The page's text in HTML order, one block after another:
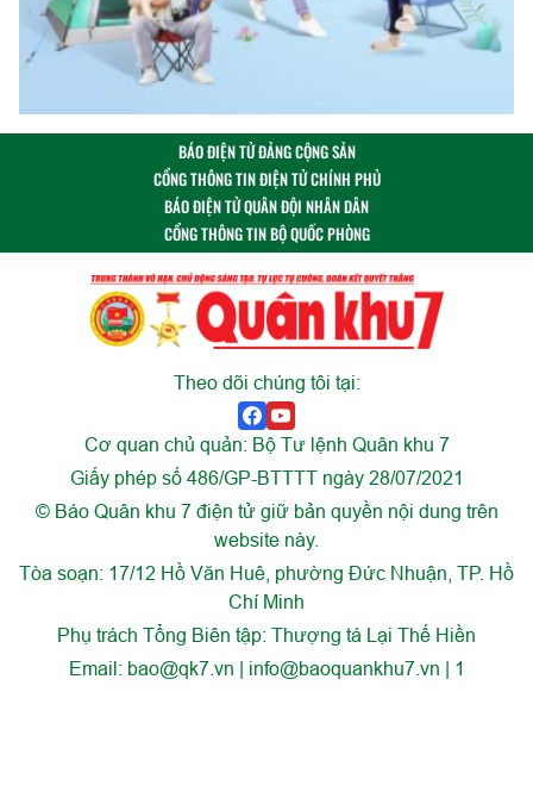
BÁO ĐIỆN TỬ ĐẢNG CỘNG SẢN
CỔNG THÔNG TIN ĐIỆN TỬ CHÍNH PHỦ
BÁO ĐIỆN TỬ QUÂN ĐỘI NHÂN DÂN
CỔNG THÔNG TIN BỘ QUỐC PHÒNG
Theo dõi chúng tôi tại:
Cơ quan chủ quản: Bộ Tư lệnh Quân khu 7
Giấy phép số 486/GP-BTTTT ngày 28/07/2021
© Báo Quân khu 7 điện tử giữ bản quyền nội dung trên
website này.
Tòa soạn: 17/12 Hồ Văn Huê, phường Đức Nhuận, TP. Hồ
Chí Minh
Phụ trách Tổng Biên tập: Thượng tá Lại Thế Hiền
Email: bao@qk7.vn | info@baoquankhu7.vn | 1